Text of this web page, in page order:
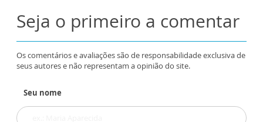
Seja o primeiro a comentar
Os comentários e avaliações são de responsabilidade exclusiva de
seus autores e não representam a opinião do site.
Seu nome